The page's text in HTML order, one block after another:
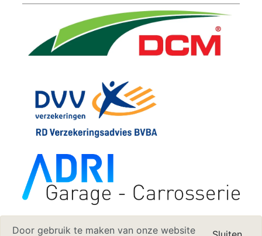
Door gebruik te maken van onze website